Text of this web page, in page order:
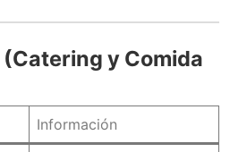
(Catering y Comida
Información